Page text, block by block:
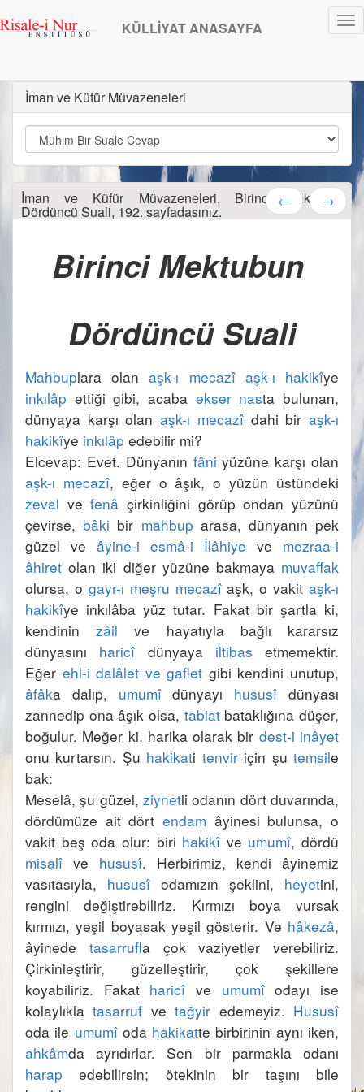
KÜLLİYAT ANASAYFA
İman ve Küfür Müvazeneleri
İman ve Küfür Müvazeneleri, Birinci Mektubun
Dördüncü Suali, 192. sayfadasınız.
← →
Birinci Mektubun
Dördüncü Suali
Mahbuplara olan aşk-ı mecazî aşk-ı hakikî
inkılâp ettiği gibi, acaba ekser nasta bulunan,
dünyaya karşı olan aşk-ı mecazî dahi bir aşk-ı
hakikîye inkılâp
Elcevap: Evet. Dünyanın fâni
aşk-ı mecazî
zeval ve fenâ çirkinliğini görüp ondan yüzünü
çevirse, bâki bir mahbup arasa, dünyanın pek
güzel ve âyine-i esmâ-i İlâhiye ve mezraa-i
âhiret olan iki diğer yüzüne bakmaya muvaffak
olursa, o gayr-ı meşru mecazî aşk, o vakit aşk-ı
hakikîye inkılâba yüz tutar. Fakat bir şartla ki,
kendinin zâil ve hayatıyla bağlı kararsız
dünyasını haricî dünyaya iltibas etmemektir.
Eğer ehl-i dalâlet ve gaflet
âfâka dalıp, umumî dünyayı hususî dünyası
zannedip ona âşık olsa, tabiat bataklığına düşer,
boğulur. Meğer ki, harika olarak bir dest-i inâyet
onu kurtarsın. Şu hakikati tenvir için şu temsile
Meselâ, şu güzel, ziynetli odanın dört duvarında,
dördümüze ait dört endam âyinesi bulunsa, o
vakit beş oda olur: biri hakikî ve umumî
misalî ve hususî. Herbirimiz, kendi âyinemiz
vasıtasıyla, hususî odamızın şeklini, heyetini,
rengini değiştirebiliriz. Kırmızı boya vursak
kırmızı, yeşil boyasak yeşil gösterir. Ve hâkezâ,
âyinede tasarrufla çok vaziyetler verebiliriz.
Çirkinleştirir, güzelleştirir, çok şekillere
koyabiliriz. Fakat haricî ve umumî odayı ise
kolaylıkla tasarruf ve tağyir edemeyiz. Hususî
oda ile umumî oda hakikat
ahkâm
harap edebilirsin; ötekinin bir taşını bile